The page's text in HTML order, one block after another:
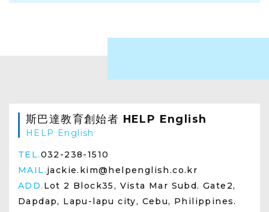
斯巴達教育創始者 HELP English
HELP English
TEL.032-238-1510
MAIL.jackie.kim@helpenglish.co.kr
ADD. Lot 2 Block35, Vista Mar Subd. Gate2,
Dapdap, Lapu-lapu city, Cebu, Philippines.